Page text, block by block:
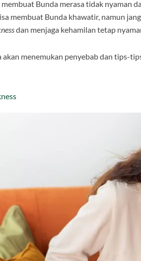
Bunda merasa tidak nyaman
membuat Bunda khawatir, namun
dan menjaga kehamilan tetap
akan menemukan penyebab dan tips-